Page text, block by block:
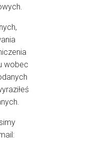
wobec